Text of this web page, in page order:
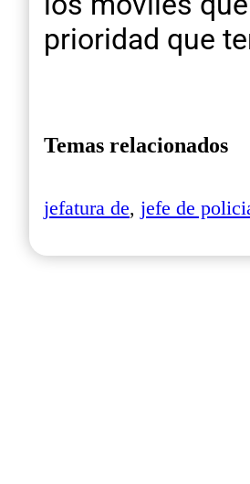
prioridad que
Temas relacionados
jefatura de, jefe de